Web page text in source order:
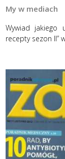
My w mediach
Wywiad jakiego
recepty sezon II”